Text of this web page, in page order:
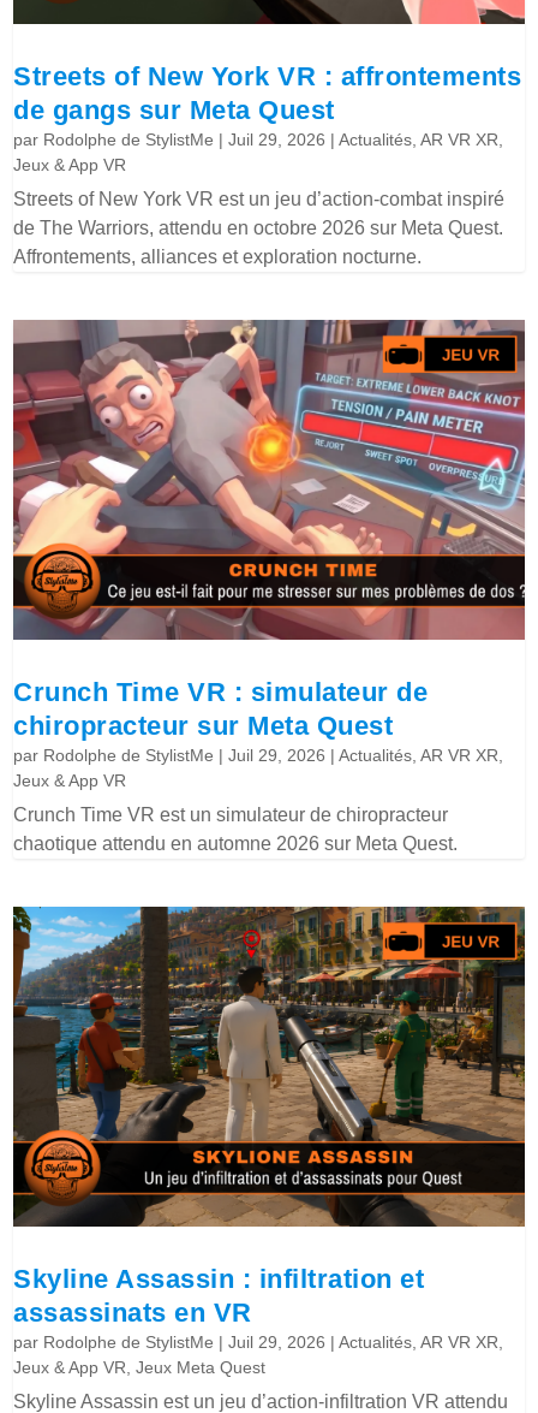
Streets of New York VR : affrontements
de gangs sur Meta Quest
par Rodolphe de StylistMe |Juil 29, 2026 |Actualités ,AR VR XR
Jeux & App VR
Streets of New York VR est un jeu d’action-combat inspiré
de The Warriors, attendu en octobre 2026 sur Meta Quest.
Affrontements, alliances et exploration nocturne.
Crunch Time VR : simulateur de
chiropracteur sur Meta Quest
par Rodolphe de StylistMe |Juil 29, 2026 |Actualités ,AR VR XR
Jeux & App VR
Crunch Time VR est un simulateur de chiropracteur
chaotique attendu en automne 2026 sur Meta Quest.
Skyline Assassin : infiltration et
assassinats en VR
par Rodolphe de StylistMe |Juil 29, 2026 |Actualités ,AR VR XR
Jeux & App VR ,Jeux Meta Quest
Skyline Assassin est un jeu d’action-infiltration VR attendu